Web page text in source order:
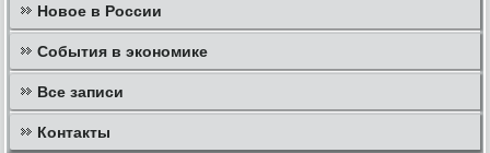
Новое в России
События в экономике
Все записи
Контакты